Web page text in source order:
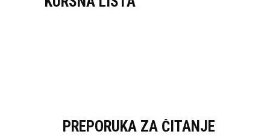
PREPORUKA ZA ČITANJE